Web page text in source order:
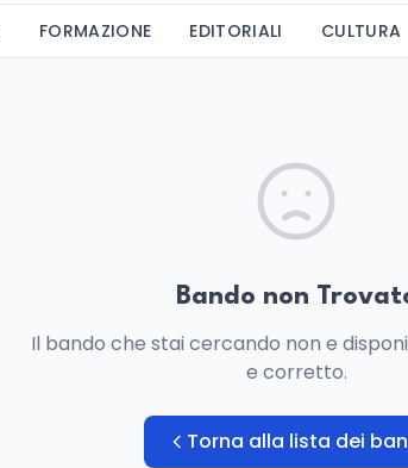
FORMAZIONE EDITORIALI CULTURA
Bando non
Il bando che stai cercando non e
e corretto.
Torna alla lista dei